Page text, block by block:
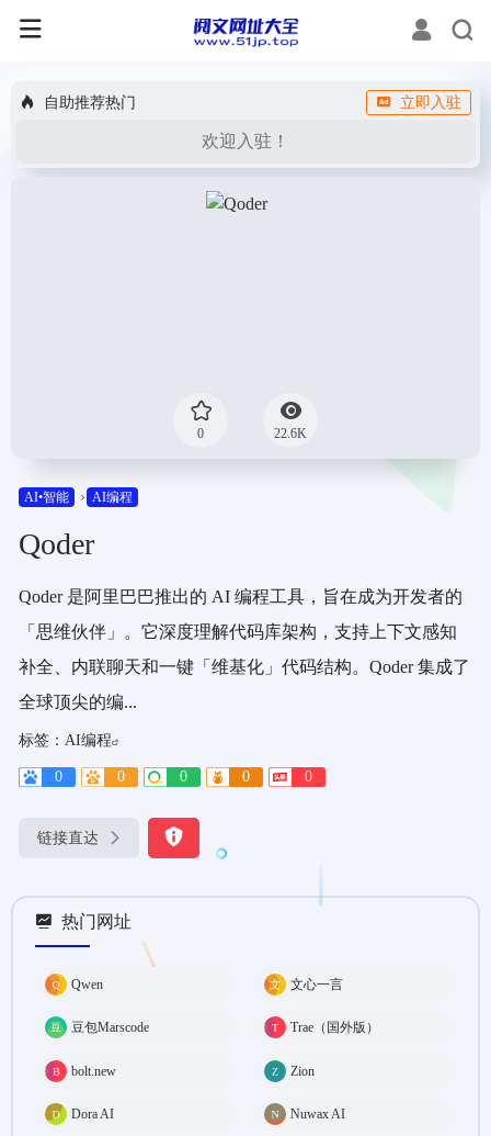
自助推荐热门 立即入驻
欢迎入驻！
0 22.6K
AI•智能 AI编程
Qoder
Qoder 是阿里巴巴推出的 AI 编程工具，旨在成为开发者的
「思维伙伴」。它深度理解代码库架构，支持上下文感知
补全、内联聊天和一键「维基化」代码结构。Qoder 集成了
全球顶尖的编...
标签： AI编程
0 0 0 0 0
链接直达
热门网址
Qwen 文心一言
豆包Marscode Trae（国外版）
bolt.new Zion
Dora AI Nuwax AI